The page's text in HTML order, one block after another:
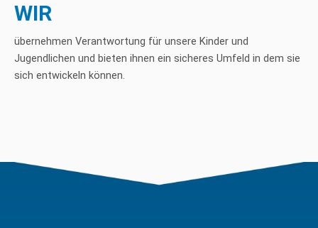
WIR
übernehmen Verantwortung für unsere Kinder und
Jugendlichen und bieten ihnen ein sicheres Umfeld in dem sie
sich entwickeln können.